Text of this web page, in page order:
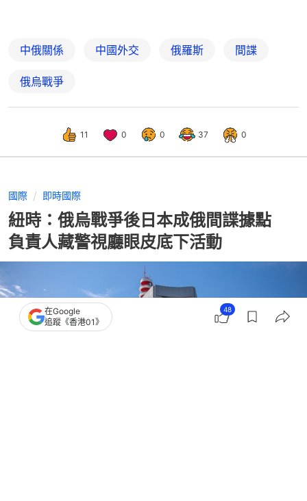
中俄關係 中國外交 俄羅斯 間諜
俄烏戰爭
11 0 0 37 0
國際 即時國際
紐時：俄烏戰爭後日本成俄間諜據點
負責人藏警視廳眼皮底下活動
在Google
追蹤《香港01》
48